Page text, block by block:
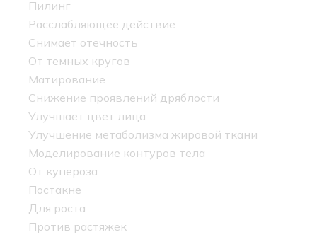
Пилинг
Расслабляющее действие
Снимает отечность
От темных кругов
Матирование
Снижение проявлений дряблости
Улучшает цвет лица
Улучшение метаболизма жировой ткани
Моделирование контуров тела
От купероза
Постакне
Для роста
Против растяжек